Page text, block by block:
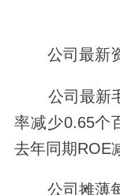
公司最新资
公司最新毛
率减少0.65个
去年同期ROE
公司摊薄每